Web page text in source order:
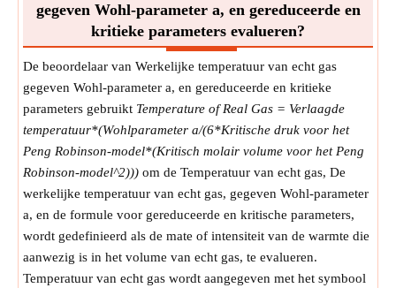
gegeven Wohl-parameter a, en gereduceerde en
kritieke parameters evalueren?
De beoordelaar van Werkelijke temperatuur van echt gas
gegeven Wohl-parameter a, en gereduceerde en kritieke
parameters gebruikt Temperature of Real Gas = Verlaagde
temperatuur*(Wohlparameter a/(6*Kritische druk voor het
Peng Robinson-model*(Kritisch molair volume voor het Peng
Robinson-model^2))) om de Temperatuur van echt gas, De
werkelijke temperatuur van echt gas, gegeven Wohl-parameter
a, en de formule voor gereduceerde en kritische parameters,
wordt gedefinieerd als de mate of intensiteit van de warmte die
aanwezig is in het volume van echt gas, te evalueren.
Temperatuur van echt gas wordt aangegeven met het symbool